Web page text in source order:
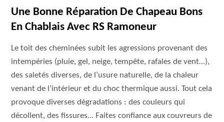
Une Bonne Réparation De Chapeau Bons
En Chablais Avec RS Ramoneur
Le toit des cheminées subit les agressions provenant des
intempéries (pluie, gel, neige, tempête, rafales de vent…),
des saletés diverses, de l’usure naturelle, de la chaleur
venant de l’intérieur et du choc thermique aussi. Tout cela
provoque diverses dégradations : des couleurs qui
décollent, des fissures… Faites confiance aux couvreurs de